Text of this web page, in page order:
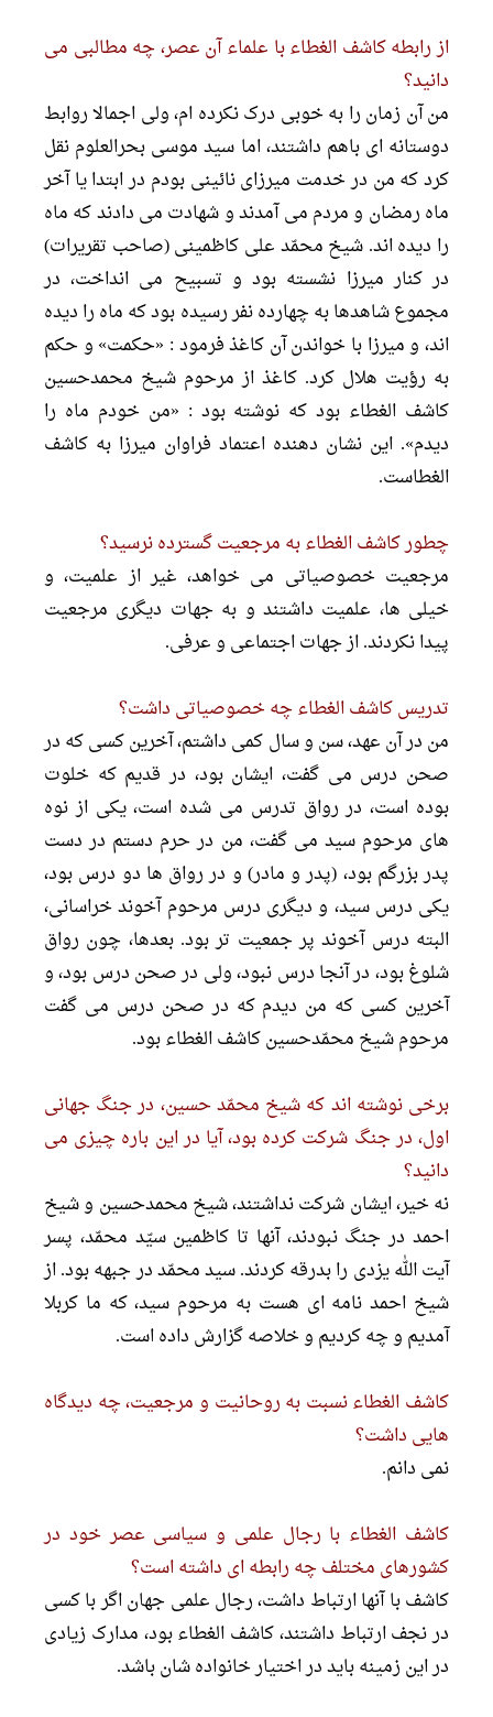
از رابطه کاشف الغطاء با علماء آن عصر، چه مطالبى مى
دانید؟
من آن زمان را به خوبى درک نکرده ام، ولى اجمالا روابط
دوستانه اى باهم داشتند، اما سید موسى بحرالعلوم نقل
کرد که من در خدمت میرزاى نائینى بودم در ابتدا یا آخر
ماه رمضان و مردم مى آمدند و شهادت مى دادند که ماه
را دیده اند. شیخ محمّد على کاظمینى (صاحب تقریرات)
در کنار میرزا نشسته بود و تسبیح مى انداخت، در
مجموع شاهدها به چهارده نفر رسیده بود که ماه را دیده
اند، و میرزا با خواندن آن کاغذ فرمود : «حکمت» و حکم
به رؤیت هلال کرد. کاغذ از مرحوم شیخ محمدحسین
کاشف الغطاء بود که نوشته بود : «من خودم ماه را
دیدم». این نشان دهنده اعتماد فراوان میرزا به کاشف
الغطاست.
چطور کاشف الغطاء به مرجعیت گسترده نرسید؟
مرجعیت خصوصیاتى مى خواهد، غیر از علمیت، و
خیلى ها، علمیت داشتند و به جهات دیگرى مرجعیت
پیدا نکردند. از جهات اجتماعى و عرفى.
تدریس کاشف الغطاء چه خصوصیاتى داشت؟
من در آن عهد، سن و سال کمى داشتم، آخرین کسى که در
صحن درس مى گفت، ایشان بود، در قدیم که خلوت
بوده است، در رواق تدرس مى شده است، یکى از نوه
هاى مرحوم سید مى گفت، من در حرم دستم در دست
پدر بزرگم بود، (پدر و مادر) و در رواق ها دو درس بود،
یکى درس سید، و دیگرى درس مرحوم آخوند خراسانى،
البته درس آخوند پر جمعیت تر بود. بعدها، چون رواق
شلوغ بود، در آنجا درس نبود، ولى در صحن درس بود، و
آخرین کسى که من دیدم که در صحن درس مى گفت
مرحوم شیخ محمّدحسین کاشف الغطاء بود.
برخى نوشته اند که شیخ محمّد حسین، در جنگ جهانى
اول، در جنگ شرکت کرده بود، آیا در این باره چیزى مى
دانید؟
نه خیر، ایشان شرکت نداشتند، شیخ محمدحسین و شیخ
احمد در جنگ نبودند، آنها تا کاظمین سيّد محمّد، پسر
آیت الله یزدى را بدرقه کردند. سید محمّد در جبهه بود. از
شیخ احمد نامه اى هست به مرحوم سید، که ما کربلا
آمدیم و چه کردیم و خلاصه گزارش داده است.
کاشف الغطاء نسبت به روحانیت و مرجعیت، چه دیدگاه
هایى داشت؟
نمى دانم.
کاشف الغطاء با رجال علمى و سیاسى عصر خود در
کشورهاى مختلف چه رابطه اى داشته است؟
کاشف با آنها ارتباط داشت، رجال علمى جهان اگر با کسى
در نجف ارتباط داشتند، کاشف الغطاء بود، مدارک زیادى
در این زمینه باید در اختیار خانواده شان باشد.